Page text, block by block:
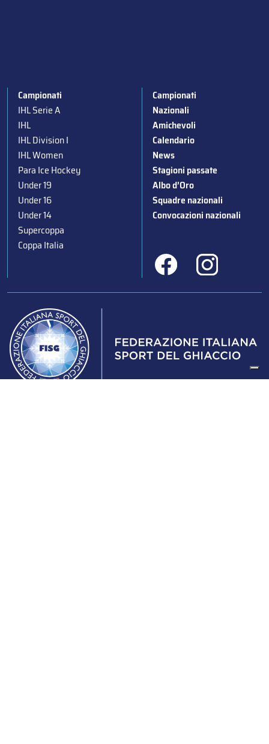
Campionati
IHL Serie A
IHL
IHL Division I
IHL Women
Para Ice Hockey
Under 19
Under 16
Under 14
Supercoppa
Coppa Italia
Campionati
Nazionali
Amichevoli
Calendario
News
Stagioni passate
Albo d’Oro
Squadre nazionali
Convocazioni nazionali